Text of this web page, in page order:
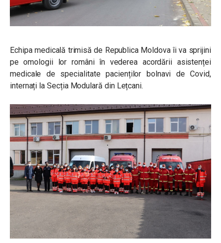
Echipa medicală trimisă de Republica Moldova îi va sprijini
pe omologii lor români în vederea acordării asistenței
medicale de specialitate pacienților bolnavi de Covid,
internați la Secția Modulară din Lețcani.